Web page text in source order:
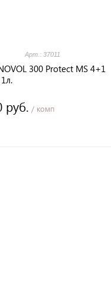
Арт.: 37011
300 Protect MS 4+1
руб. / комп